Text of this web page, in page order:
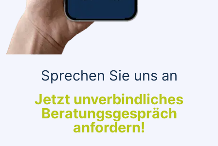
Sprechen Sie uns an
Jetzt unverbindliches
Beratungsgespräch
anfordern!